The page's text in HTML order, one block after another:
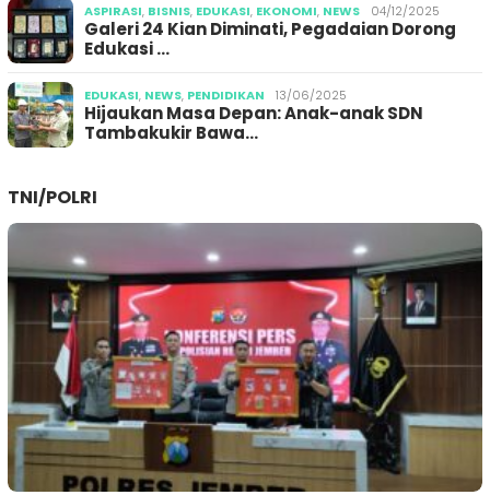
ASPIRASI, BISNIS, EDUKASI, EKONOMI, NEWS 04/12/2025
Galeri 24 Kian Diminati, Pegadaian Dorong
Edukasi …
EDUKASI, NEWS, PENDIDIKAN 13/06/2025
Hijaukan Masa Depan: Anak-anak SDN
Tambakukir Bawa…
TNI/POLRI